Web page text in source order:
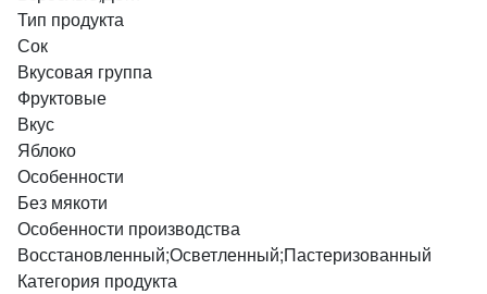
Тип продукта
Сок
Вкусовая группа
Фруктовые
Вкус
Яблоко
Особенности
Без мякоти
Особенности производства
Восстановленный;Осветленный;Пастеризованный
Категория продукта